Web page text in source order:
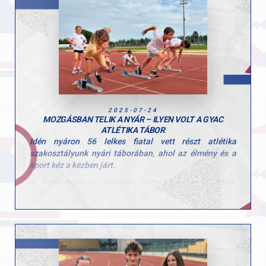
Hajrá GYAC, hajrá magyar atléták!
Az eredmény önmagáért beszél, gratulálunk Marci!
2025-07-24
MOZGÁSBAN TELIK A NYÁR – ILYEN VOLT A GYAC
ATLÉTIKA TÁBOR
Idén nyáron 56 lelkes fiatal vett részt atlétika
szakosztályunk nyári táborában, ahol az élmény és a
sport kéz a kézben járt.
A fókuszban az edzések voltak, és erről képes
bizonyítékunk is van! A gyerekek több sportágban is
kipróbálhatták magukat, többek között
rúdugrással, a gerelyhajítással és a súlylökéssel is.
Ez a tábor nemcsak a fizikai fejlődésről szólt – célunk
az volt, hogy a gyerekek megszeressék a mozgást,